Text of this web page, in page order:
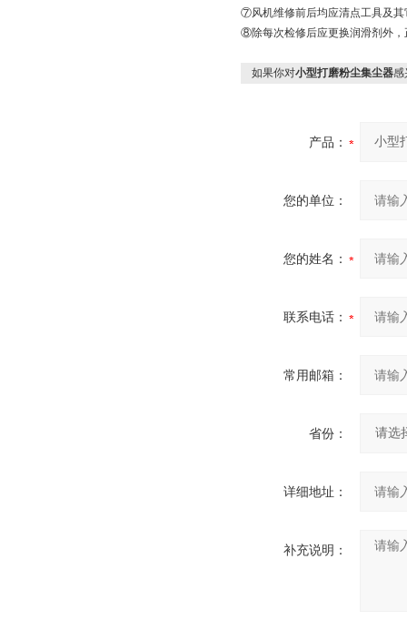
⑦风机维修前后均应清点工具及
⑧除每次检修后应更换润滑剂外
如果你对小型打磨粉尘集尘器感
产品：
您的单位：
您的姓名：
联系电话：
常用邮箱：
省份：
详细地址：
补充说明：